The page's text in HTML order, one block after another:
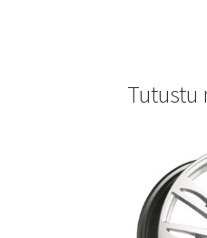
Tutustu